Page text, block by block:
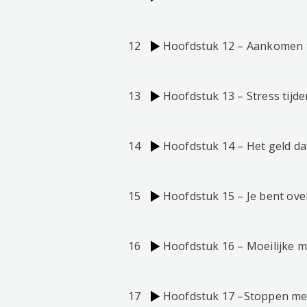
12 Hoofdstuk 12 –
13 Hoofdstuk 13 – Stress
14 Hoofdstuk 14 – Het geld
15 Hoofdstuk 15 – Je bent
16 Hoofdstuk 16 – Moeilijke
17 Hoofdstuk 17 –Stoppen